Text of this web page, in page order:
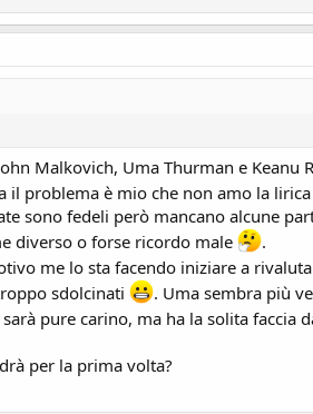
Malkovich, Uma Thurman e
il problema è mio che non amo la
sono fedeli però mancano alcune
diverso o forse ricordo male
.
me lo sta facendo iniziare a
sdolcinati
. Uma sembra più
sarà pure carino, ma ha la solita faccia
per la prima volta?